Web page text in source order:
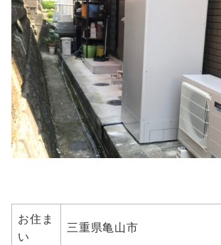
お住ま
い
三重県亀山市